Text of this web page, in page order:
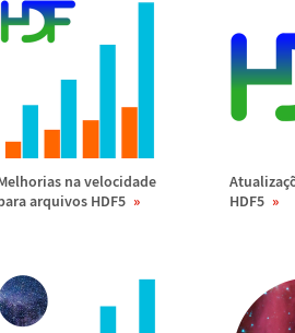
na velocidade
arquivos HDF5
Atualizaç
HDF5